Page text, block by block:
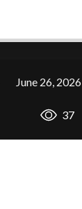
June 26, 2026
37